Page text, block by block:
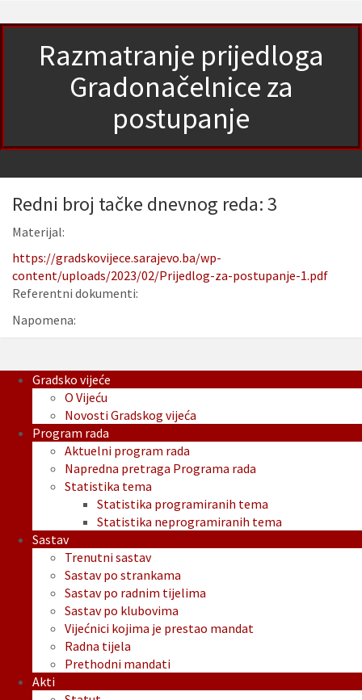
Razmatranje prijedloga
Gradonačelnice za
postupanje
Redni broj tačke dnevnog reda: 3
Materijal:
https://gradskovijece.sarajevo.ba/wp-
content/uploads/2023/02/Prijedlog-za-postupanje-1.pdf
Referentni dokumenti:
Napomena:
Gradsko vijeće
O Vijeću
Novosti Gradskog vijeća
Program rada
Aktuelni program rada
Napredna pretraga Programa rada
Statistika tema
Statistika programiranih tema
Statistika neprogramiranih tema
Sastav
Trenutni sastav
Sastav po strankama
Sastav po radnim tijelima
Sastav po klubovima
Vijećnici kojima je prestao mandat
Radna tijela
Prethodni mandati
Akti